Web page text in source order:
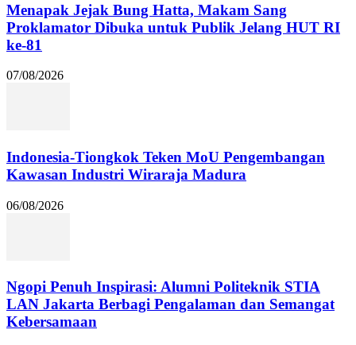
Menapak Jejak Bung Hatta, Makam Sang
Proklamator Dibuka untuk Publik Jelang HUT RI
ke-81
07/08/2026
Indonesia-Tiongkok Teken MoU Pengembangan
Kawasan Industri Wiraraja Madura
06/08/2026
Ngopi Penuh Inspirasi: Alumni Politeknik STIA
LAN Jakarta Berbagi Pengalaman dan Semangat
Kebersamaan